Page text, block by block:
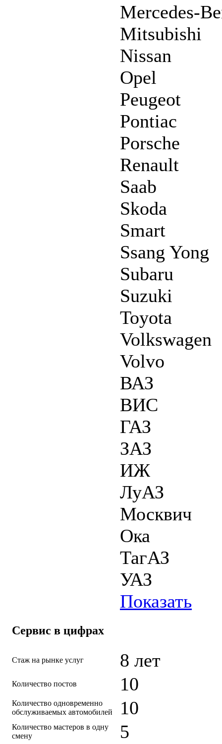
Mercedes-
Mitsubishi
Nissan
Opel
Peugeot
Pontiac
Porsche
Renault
Saab
Skoda
Smart
Ssang Yong
Subaru
Suzuki
Toyota
Volkswagen
Volvo
ВАЗ
ВИС
ГАЗ
ЗАЗ
ИЖ
ЛуАЗ
Москвич
Ока
ТагАЗ
УАЗ
Показать
Сервис в цифрах
Стаж на рынке услуг 8 лет
Количество постов 10
Количество одновременно
обслуживаемых автомобилей
10
Количество мастеров в одну
смену
5